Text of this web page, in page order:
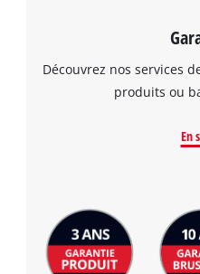
Découvrez nos services
produits ou
En